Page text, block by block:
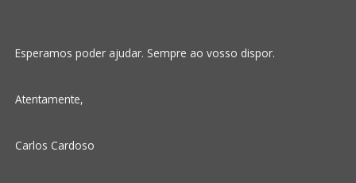
Esperamos poder ajudar. Sempre ao vosso dispor.
Atentamente,
Carlos Cardoso